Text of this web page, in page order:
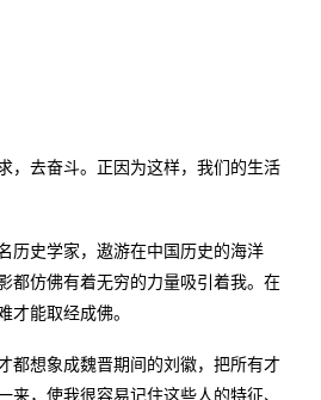
，去奋斗。正因为这样，我们的生活
历史学家，遨游在中国历史的海洋
都仿佛有着无穷的力量吸引着我。在
能取经成佛。
都想象成魏晋期间的刘徽，把所有才
，使我很容易记住这些人的特征、